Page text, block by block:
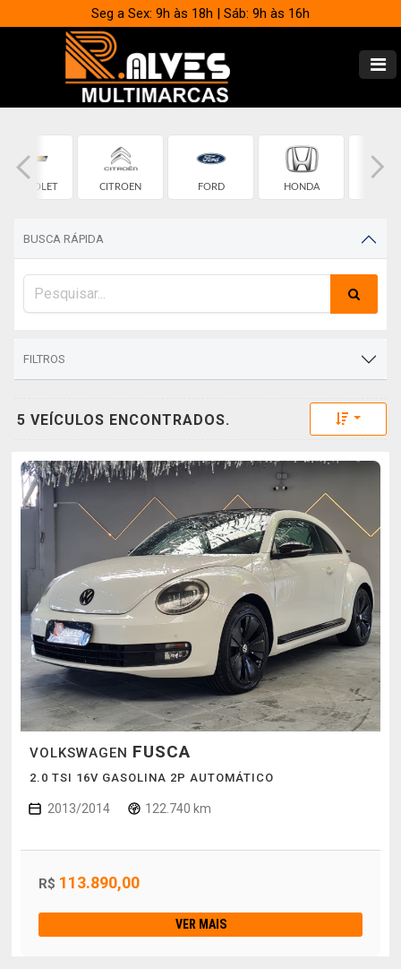
Seg a Sex: 9h às 18h | Sáb: 9h às 16h
CHEVROLET CITROEN FORD HONDA
BUSCA RÁPIDA
FILTROS
5 VEÍCULOS ENCONTRADOS. Toggle
VOLKSWAGEN FUSCA
2.0 TSI 16V GASOLINA 2P AUTOMÁTICO
2013/2014 122.740 km
R$ 113.890,00
VER MAIS